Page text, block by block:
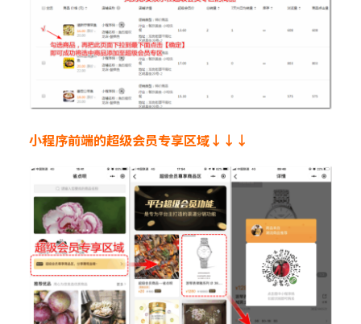
小程序前端的超级会员专享区域↓↓↓